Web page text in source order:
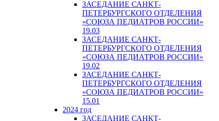
ЗАСЕДАНИЕ САНКТ-
ПЕТЕРБУРГСКОГО ОТДЕЛЕНИЯ
«СОЮЗА ПЕДИАТРОВ РОССИИ»
19.03
ЗАСЕДАНИЕ САНКТ-
ПЕТЕРБУРГСКОГО ОТДЕЛЕНИЯ
«СОЮЗА ПЕДИАТРОВ РОССИИ»
19.02
ЗАСЕДАНИЕ САНКТ-
ПЕТЕРБУРГСКОГО ОТДЕЛЕНИЯ
«СОЮЗА ПЕДИАТРОВ РОССИИ»
15.01
2024 год
ЗАСЕДАНИЕ САНКТ-